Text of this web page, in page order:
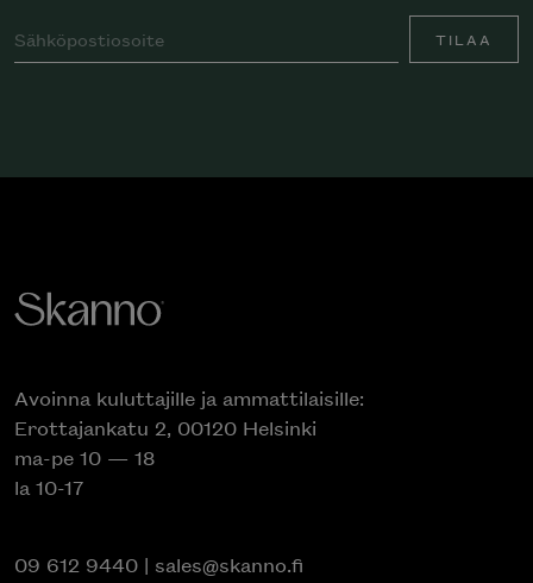
TILAA
Avoinna kuluttajille ja ammattilaisille:
Erottajankatu 2, 00120 Helsinki
ma-pe 10 — 18
la 10-17
09 612 9440 | sales@skanno.fi